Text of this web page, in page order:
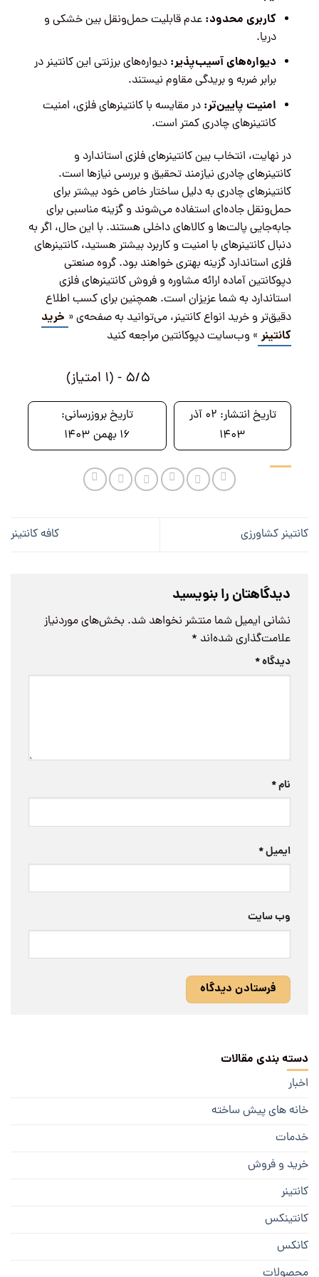
دسته بندی مقالات
اخبار
خانه های پیش ساخته
خدمات
خرید و فروش
کانتینر
کانتینکس
کانکس
محصولات
کاربری محدود: عدم قابلیت حمل‌ونقل بین خشکی و
دریا.
دیواره‌های آسیب‌پذیر: دیواره‌های برزنتی این کانتینر در
برابر ضربه و بریدگی مقاوم نیستند.
امنیت پایین‌تر: در مقایسه با کانتینرهای فلزی، امنیت
کانتینرهای چادری کمتر است.
در نهایت، انتخاب بین کانتینرهای فلزی استاندارد و
کانتینرهای چادری نیازمند تحقیق و بررسی نیازها است.
کانتینرهای چادری به دلیل ساختار خاص خود بیشتر برای
حمل‌ونقل جاده‌ای استفاده می‌شوند و گزینه مناسبی برای
جابه‌جایی پالت‌ها و کالاهای داخلی هستند. با این حال، اگر به
دنبال کانتینرهای با امنیت و کاربرد بیشتر هستید، کانتینرهای
فلزی استاندارد گزینه بهتری خواهند بود. گروه صنعتی
دپوکانتین آماده ارائه مشاوره و فروش کانتینرهای فلزی
استاندارد به شما عزیزان است. همچنین برای کسب اطلاع
دقیق‌تر و خرید انواع کانتینر، می‌توانید به صفحه‌ی « خرید
کانتینر » وب‌سایت دپوکانتین مراجعه کنید
5/5 - (1 امتیاز)
تاریخ انتشار:
02 آذر
1403
تاریخ بروزرسانی:
16 بهمن 1403
کانتینر کشاورزی کافه کانتینر
دیدگاهتان را بنویسید
نشانی ایمیل شما منتشر نخواهد شد. بخش‌های موردنیاز
علامت‌گذاری شده‌اند *
دیدگاه*
نام*
ایمیل*
وب‌ سایت